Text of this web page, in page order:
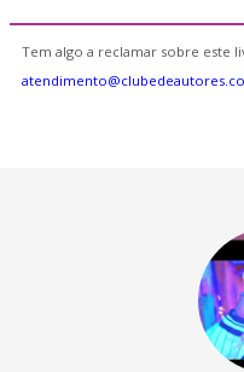
Tem algo a reclamar sobre este